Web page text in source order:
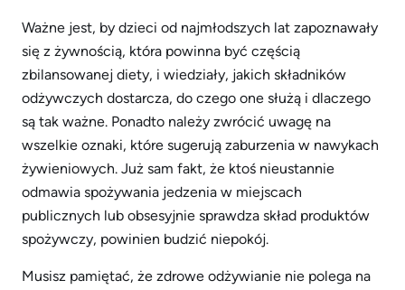
Ważne jest, by dzieci od najmłodszych lat zapoznawały
się z żywnością, która powinna być częścią
zbilansowanej diety, i wiedziały, jakich składników
odżywczych dostarcza, do czego one służą i dlaczego
są tak ważne. Ponadto należy zwrócić uwagę na
wszelkie oznaki, które sugerują zaburzenia w nawykach
żywieniowych. Już sam fakt, że ktoś nieustannie
odmawia spożywania jedzenia w miejscach
publicznych lub obsesyjnie sprawdza skład produktów
spożywczy, powinien budzić niepokój.
Musisz pamiętać, że zdrowe odżywianie nie polega na